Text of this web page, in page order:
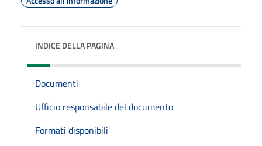
INDICE DELLA PAGINA
Documenti
Ufficio responsabile del documento
Formati disponibili